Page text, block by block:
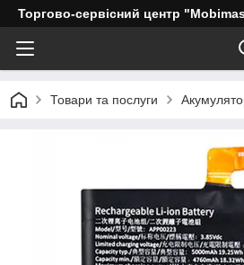
Торгово-сервісний центр
Товари та послуги